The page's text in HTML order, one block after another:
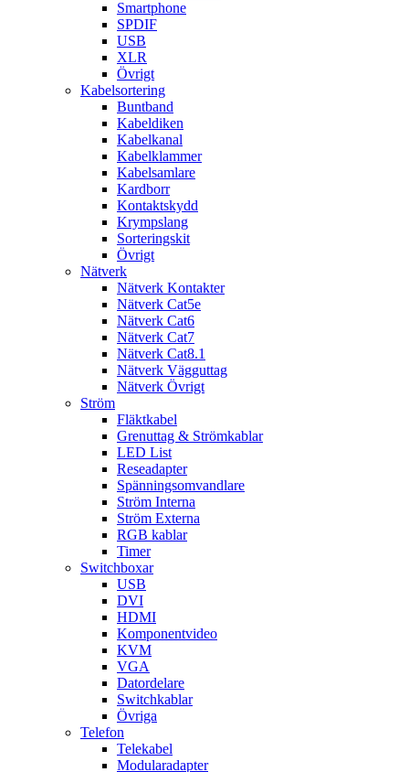
Smartphone
SPDIF
USB
XLR
Övrigt
Kabelsortering
Buntband
Kabeldiken
Kabelkanal
Kabelklammer
Kabelsamlare
Kardborr
Kontaktskydd
Krympslang
Sorteringskit
Övrigt
Nätverk
Nätverk Kontakter
Nätverk Cat5e
Nätverk Cat6
Nätverk Cat7
Nätverk Cat8.1
Nätverk Vägguttag
Nätverk Övrigt
Ström
Fläktkabel
Grenuttag & Strömkablar
LED List
Reseadapter
Spänningsomvandlare
Ström Interna
Ström Externa
RGB kablar
Timer
Switchboxar
USB
DVI
HDMI
Komponentvideo
KVM
VGA
Datordelare
Switchkablar
Övriga
Telefon
Telekabel
Modularadapter